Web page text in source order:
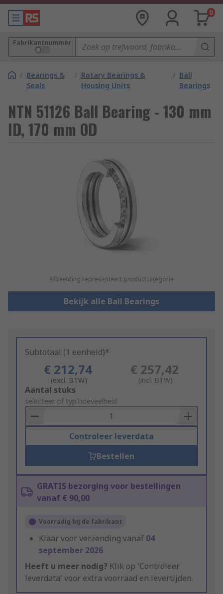
0
Fabrikantnummer
/ Bearings &
Seals
/ Rotary Bearings &
Housing Units
/ Ball
Bearings
NTN 51126 Ball Bearing - 130 mm
ID, 170 mm OD
Afbeelding representeert productcategorie
Bekijk alle Ball Bearings
Subtotaal (1 eenheid)*
€ 212,74
(excl. BTW)
€ 257,42
(incl. BTW)
Add
to
Basket
Aantal stuks
selecteer of typ hoeveelheid
Controleer leverdata
Bestellen
GRATIS bezorging voor bestellingen
vanaf € 90,00
Voorradig bij de fabrikant
Klaar voor verzending vanaf 04
september 2026
Heeft u meer nodig? Klik op 'Controleer
leverdata' voor extra voorraad en levertijden.